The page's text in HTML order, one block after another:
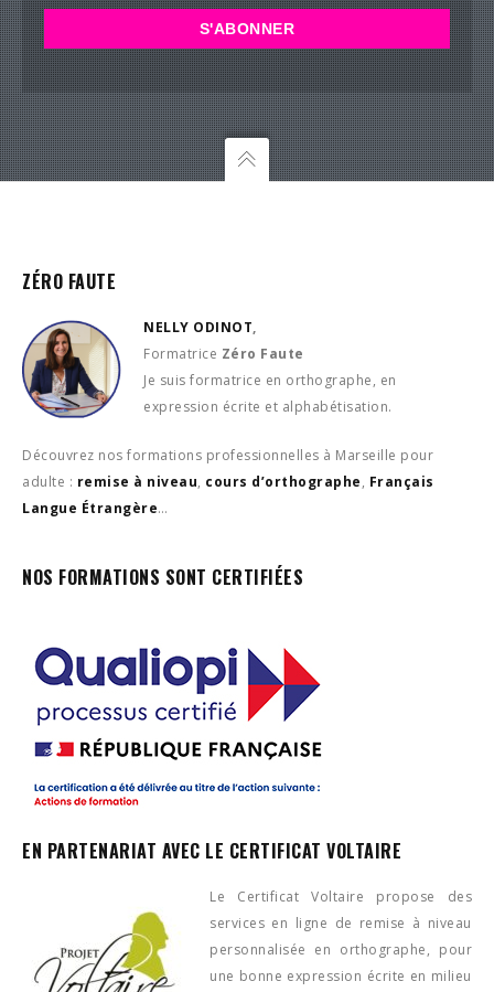
ZÉRO FAUTE
NELLY ODINOT,
Formatrice Zéro Faute
Je suis formatrice en orthographe, en
expression écrite et alphabétisation.
Découvrez nos formations professionnelles à Marseille pour
adulte : remise à niveau, cours d’orthographe, Français
Langue Étrangère…
NOS FORMATIONS SONT CERTIFIÉES
EN PARTENARIAT AVEC LE CERTIFICAT VOLTAIRE
Le Certificat Voltaire propose des
services en ligne de remise à niveau
personnalisée en orthographe, pour
une bonne expression écrite en milieu